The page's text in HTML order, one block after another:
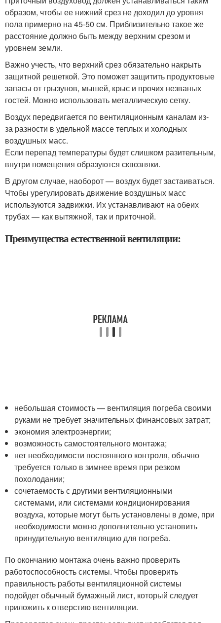
образом, чтобы ее нижний срез не доходил до уровня
пола примерно на 45-50 см. Приблизительно такое же
расстояние должно быть между верхним срезом и
уровнем земли.
Важно учесть, что верхний срез обязательно накрыть
защитной решеткой. Это поможет защитить продуктовые
запасы от грызунов, мышей, крыс и прочих незваных
гостей. Можно использовать металлическую сетку.
Воздух передвигается по вентиляционным каналам из-
за разности в удельной массе теплых и холодных
воздушных масс.
Если перепад температуры будет слишком разительным,
внутри помещения образуются сквозняки.
В другом случае, наоборот — воздух будет застаиваться.
Чтобы урегулировать движение воздушных масс
используются задвижки. Их устанавливают на обеих
трубах — как вытяжной, так и приточной.
Преимущества естественной вентиляции:
небольшая стоимость — вентиляция погреба своими
руками не требует значительных финансовых затрат;
экономия электроэнергии;
возможность самостоятельного монтажа;
нет необходимости постоянного контроля, обычно
требуется только в зимнее время при резком
похолодании;
сочетаемость с другими вентиляционными
системами, или системами кондиционирования
воздуха, которые могут быть установлены в доме, при
необходимости можно дополнительно установить
принудительную вентиляцию для погреба.
По окончанию монтажа очень важно проверить
работоспособность системы. Чтобы проверить
правильность работы вентиляционной системы
подойдет обычный бумажный лист, который следует
приложить к отверстию вентиляции.